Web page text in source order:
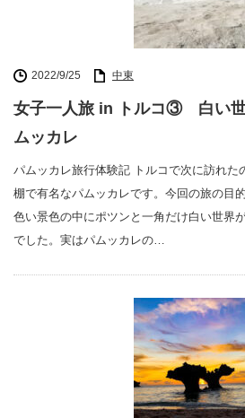
2022/9/25 中東
女子一人旅 in トルコ③ 白い
ムッカレ
パムッカレ旅行体験記 トルコで次に訪れた
棚で有名なパムッカレです。今回の旅の目
色い景色の中にポツンと一角だけ白い世界
でした。実はパムッカレの…